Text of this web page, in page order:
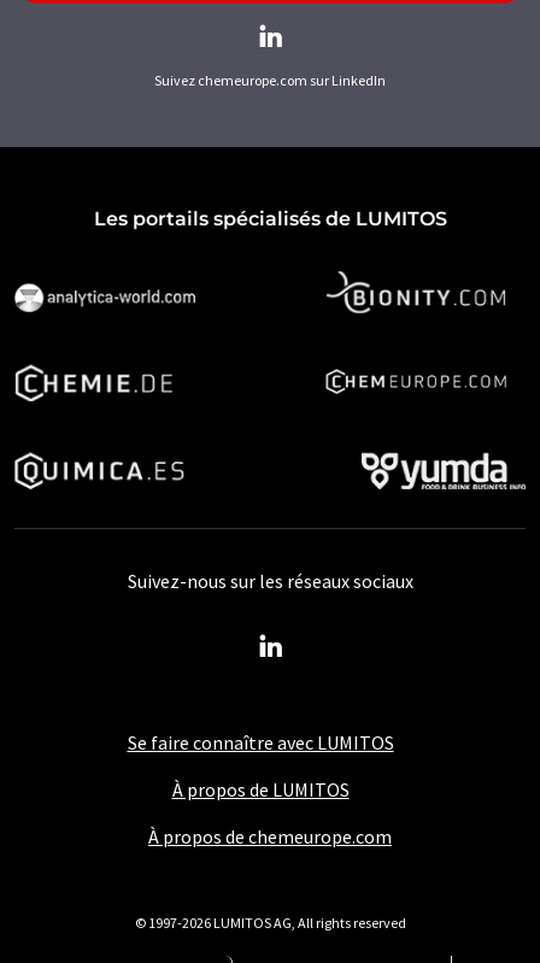
Suivez chemeurope.com sur LinkedIn
Les portails spécialisés de LUMITOS
Se faire connaître avec LUMITOS
À propos de LUMITOS
À propos de chemeurope.com
Suivez-nous sur les réseaux sociaux
© 1997-2026 LUMITOS AG, All rights reserved